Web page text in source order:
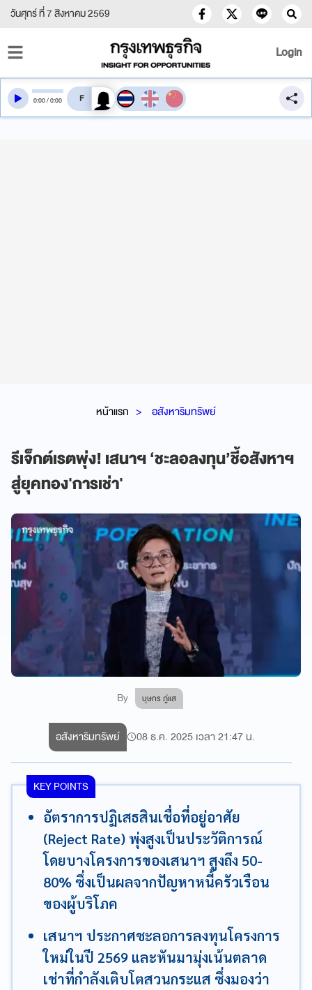
วันศุกร์ ที่ 7 สิงหาคม 2569
Login
หน้าแรก อสังหาริมทรัพย์
รีเจ็กต์เรตพุ่ง! เสนาฯ ‘ชะลอลงทุน’ชี้อสังหาฯ
สู่ยุคทอง'การเช่า'
By บุษกร ภู่แส
0:00/0:00 สลับเสียงอ่าน
อสังหาริมทรัพย์ 08 ธ.ค. 2025 เวลา 21:47 น.
KEY POINTS
อัตราการปฏิเสธสินเชื่อที่อยู่อาศัย
(Reject Rate) พุ่งสูงเป็นประวัติการณ์
โดยบางโครงการของเสนาฯ สูงถึง 50-
80% ซึ่งเป็นผลจากปัญหาหนี้ครัวเรือน
ของผู้บริโภค
เสนาฯ ประกาศชะลอการลงทุนโครงการ
ใหม่ในปี 2569 และหันมามุ่งเน้นตลาด
เช่าที่กำลังเติบโตสวนกระแส ซึ่งมองว่า